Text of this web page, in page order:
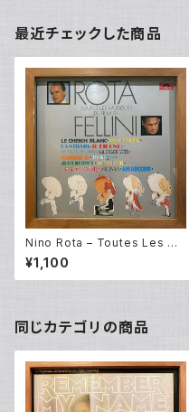
最近チェックした商品
Nino Rota – Toutes Les Mu
siques De Film De Fellini
(LP)
¥1,100
同じカテゴリの商品